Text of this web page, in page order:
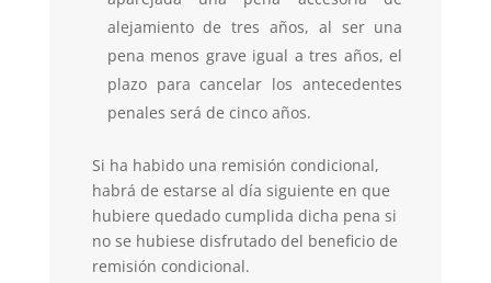
alejamiento de tres años, al ser una
pena menos grave igual a tres años, el
plazo para cancelar los antecedentes
penales será de cinco años.
Si ha habido una remisión condicional,
habrá de estarse al día siguiente en que
hubiere quedado cumplida dicha pena si
no se hubiese disfrutado del beneficio de
remisión condicional.